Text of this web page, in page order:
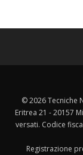
© 2026 Tecniche
Eritrea 21 - 20157
versati. Codice
Registrazione